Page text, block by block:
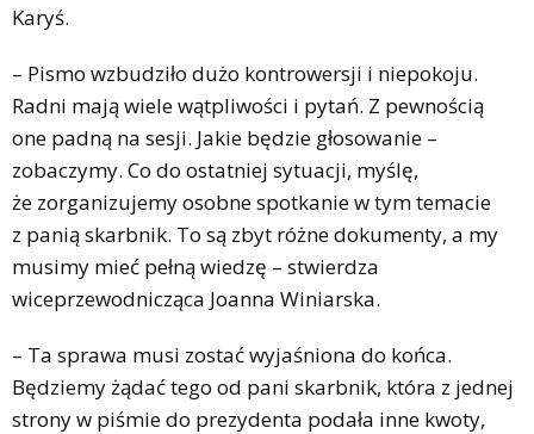
Karyś.
– Pismo wzbudziło dużo kontrowersji i niepokoju.
Radni mają wiele wątpliwości i pytań. Z pewnością
one padną na sesji. Jakie będzie głosowanie –
zobaczymy. Co do ostatniej sytuacji, myślę,
że zorganizujemy osobne spotkanie w tym temacie
z panią skarbnik. To są zbyt różne dokumenty, a my
musimy mieć pełną wiedzę – stwierdza
wiceprzewodnicząca Joanna Winiarska.
– Ta sprawa musi zostać wyjaśniona do końca.
Będziemy żądać tego od pani skarbnik, która z jednej
strony w piśmie do prezydenta podała inne kwoty,